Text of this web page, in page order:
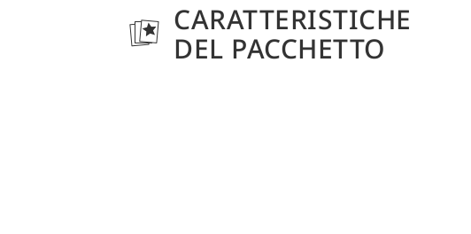
CARATTERISTICHE
DEL PACCHETTO